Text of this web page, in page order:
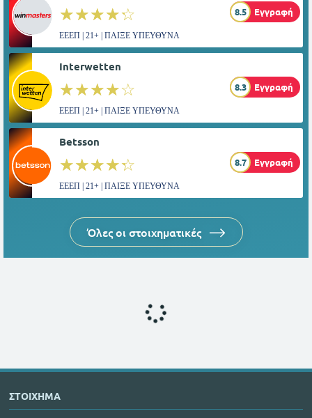
☆☆☆☆☆
★★★★★ 8.5 Εγγραφή
ΕΕΕΠ | 21+ | ΠΑΙΞΕ ΥΠΕΥΘΥΝΑ
Interwetten
☆☆☆☆☆
★★★★★ 8.3 Εγγραφή
ΕΕΕΠ | 21+ | ΠΑΙΞΕ ΥΠΕΥΘΥΝΑ
Betsson
☆☆☆☆☆
★★★★★ 8.7 Εγγραφή
ΕΕΕΠ | 21+ | ΠΑΙΞΕ ΥΠΕΥΘΥΝΑ
Όλες οι στοιχηματικές
ΣΤΟΙΧΗΜΑ